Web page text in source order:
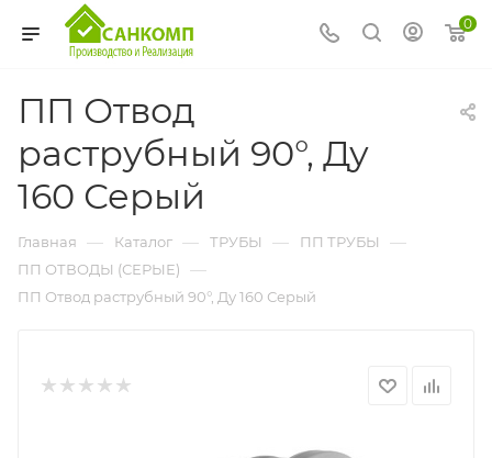
0
ПП Отвод
раструбный 90°, Ду
160 Серый
Главная — Каталог — ТРУБЫ — ПП ТРУБЫ —
ПП ОТВОДЫ (СЕРЫЕ) —
ПП Отвод раструбный 90°, Ду 160 Серый